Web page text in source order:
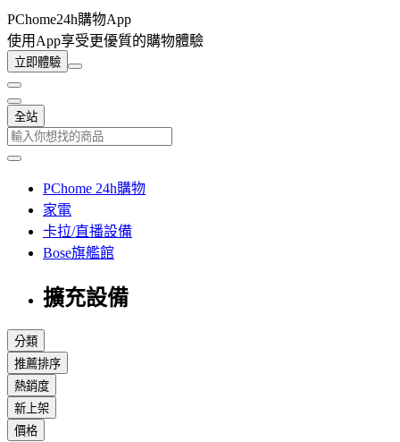
PChome24h購物App
使用App享受更優質的購物體驗
立即體驗
全站
PChome 24h購物
家電
卡拉/直播設備
Bose旗艦館
擴充設備
分類
推薦排序
熱銷度
新上架
價格